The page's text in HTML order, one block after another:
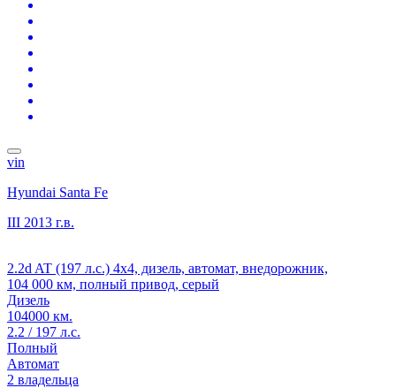
vin
Hyundai Santa Fe
III 2013 г.в.
2.2d AT (197 л.с.) 4x4, дизель, автомат, внедорожник,
104 000 км, полный привод, серый
Дизель
104000 км.
2.2 / 197 л.с.
Полный
Автомат
2 владельца